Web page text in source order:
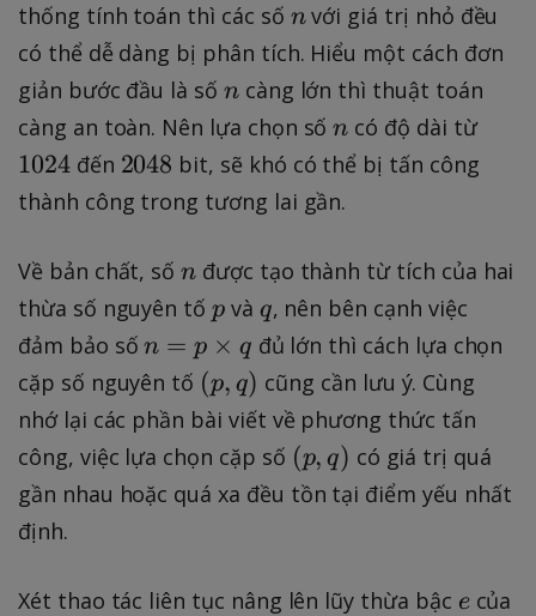
thống tính toán thì các số n
nvới giá trị nhỏ đều
có thể dễ dàng bị phân tích. Hiểu một cách đơn
giản bước đầu là số n
ncàng lớn thì thuật toán
càng an toàn. Nên lựa chọn sốn
n có độ dài từ1
0
2
1024đến 2
0
4
8
2048 bit, sẽ khó có thể bị tấn công
thành công trong tương lai gần.
Về bản chất, sốn
n được tạo thành từ tích của hai
thừa số nguyên tốp
pvà q
q, nên bên cạnh việc
đảm bảo sốn
=
p
\
ti
m
q
n = p × q đủ lớn thì cách lựa chọn
cặp số nguyên tố (
p
q
)
(p, q) cũng cần lưu ý. Cùng
nhớ lại các phần bài viết về phương thức tấn
công, việc lựa chọn cặp số (
p
(p, q) có giá trị quá
gần nhau hoặc quá xa đều tồn tại điểm yếu nhất
định.
Xét thao tác liên tục nâng lên lũy thừa bậc e
ecủa